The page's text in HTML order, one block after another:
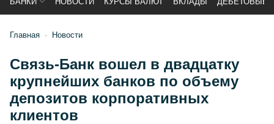
Главная Новости
Связь-Банк вошел в двадцатку
крупнейших банков по объему
депозитов корпоративных
клиентов